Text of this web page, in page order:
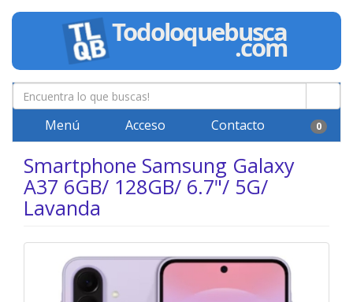
Menú Acceso Contacto 0
Smartphone Samsung Galaxy
A37 6GB/ 128GB/ 6.7"/ 5G/
Lavanda